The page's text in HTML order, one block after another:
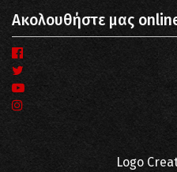
Ακολουθήστε μας
Logo